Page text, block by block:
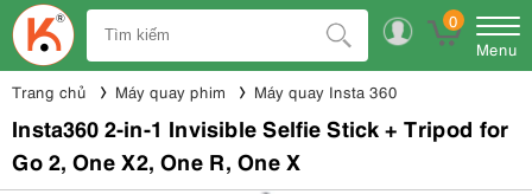
0
Menu
Trang chủ Máy quay phim Máy quay Insta 360
Insta360 2-in-1 Invisible Selfie Stick + Tripod for
Go 2, One X2, One R, One X